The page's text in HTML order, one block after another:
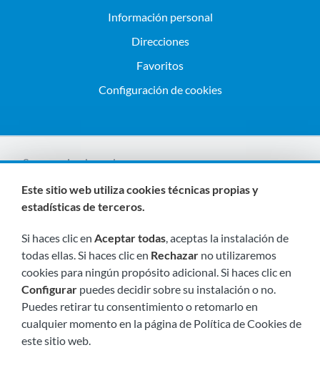
Información personal
Direcciones
Favoritos
Configuración de cookies
Somos miembros de:
Visítanos próximamente en:
Este sitio web utiliza cookies técnicas propias y
estadísticas de terceros.
Si haces clic en Aceptar todas, aceptas la instalación de
todas ellas. Si haces clic en Rechazar no utilizaremos
cookies para ningún propósito adicional. Si haces clic en
Configurar puedes decidir sobre su instalación o no.
Puedes retirar tu consentimiento o retomarlo en
cualquier momento en la página de Política de Cookies de
este sitio web.